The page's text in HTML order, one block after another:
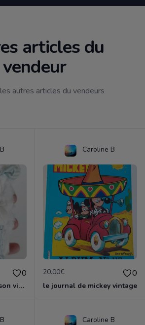
articles du
vendeur
autres articles du vendeurs
0
Petite peluche hérisson vintage tartine et chocolat
Caroline B
20.00€ 0
le journal de mickey vintage
Caroline B